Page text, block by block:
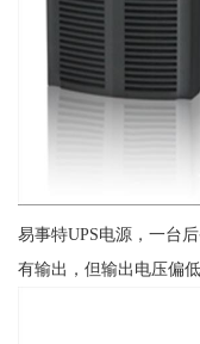
易事特UPS电源，一台
有输出，但输出电压偏